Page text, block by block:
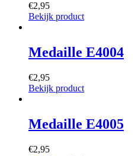
€2,95
Bekijk product
Medaille E4004
€2,95
Bekijk product
Medaille E4005
€2,95